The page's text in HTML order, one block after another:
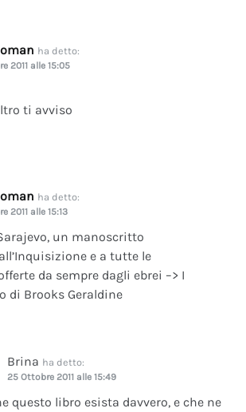
ha detto:
2011 alle 15:05
ti avviso
ha detto:
2011 alle 15:13
un manoscritto
e a tutte le
da sempre dagli ebrei –> I
di Brooks Geraldine
Brina ha detto:
25 Ottobre 2011 alle 15:49
questo libro esista davvero, e che ne